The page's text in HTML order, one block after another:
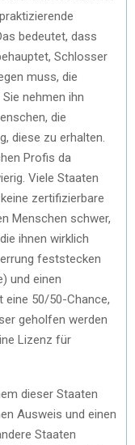
bedeutet, dass
Schlosser
muss, die
nehmen ihn
die
diese zu erhalten.
Profis da
Viele Staaten
zertifizierbare
Menschen schwer,
ihnen wirklich
feststecken
und einen
eine 50/50-Chance,
geholfen werden
Lizenz für
dieser Staaten
Ausweis und einen
Staaten